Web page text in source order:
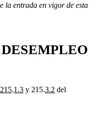
la entrada en vigor de esta
.1.3 y 215.3.2 del